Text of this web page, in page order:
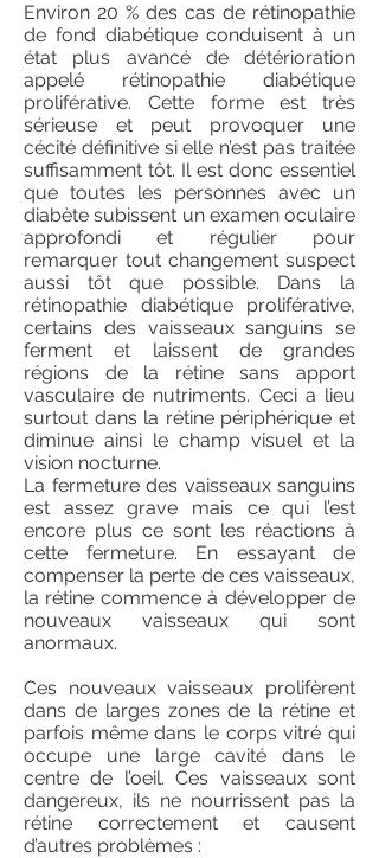
Environ 20 % des cas de rétinopathie
de fond diabétique conduisent à un
état plus avancé de détérioration
appelé rétinopathie diabétique
proliférative. Cette forme est très
sérieuse et peut provoquer une
cécité définitive si elle n’est pas traitée
suffisamment tôt. Il est donc essentiel
que toutes les personnes avec un
diabète subissent un examen oculaire
approfondi et régulier pour
remarquer tout changement suspect
aussi tôt que possible. Dans la
rétinopathie diabétique proliférative,
certains des vaisseaux sanguins se
ferment et laissent de grandes
régions de la rétine sans apport
vasculaire de nutriments. Ceci a lieu
surtout dans la rétine périphérique et
diminue ainsi le champ visuel et la
vision nocturne.
La fermeture des vaisseaux sanguins
est assez grave mais ce qui l’est
encore plus ce sont les réactions à
cette fermeture. En essayant de
compenser la perte de ces vaisseaux,
la rétine commence à développer de
nouveaux vaisseaux qui sont
anormaux.
Ces nouveaux vaisseaux prolifèrent
dans de larges zones de la rétine et
parfois même dans le corps vitré qui
occupe une large cavité dans le
centre de l’oeil. Ces vaisseaux sont
dangereux, ils ne nourrissent pas la
rétine correctement et causent
d’autres problèmes :